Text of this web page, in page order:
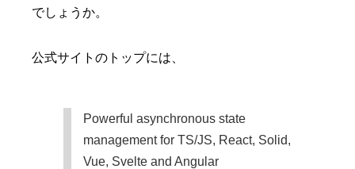
でしょうか。
公式サイトのトップには、
Powerful asynchronous state
management for TS/JS, React, Solid,
Vue, Svelte and Angular